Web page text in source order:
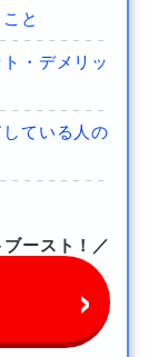
と
・デメリッ
ている人の
ースト！／